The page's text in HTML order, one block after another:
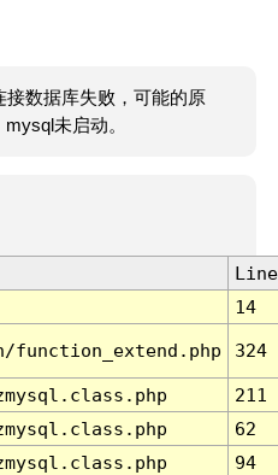
接数据库失败，可能的原
未启动。
Line
14
function_extend.php 324
211
62
94